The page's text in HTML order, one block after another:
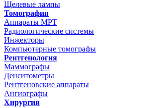
Щелевые лампы
Томография
Аппараты МРТ
Радиологические системы
Инжекторы
Компьютерные томографы
Рентгенология
Маммографы
Денситометры
Рентгеновские аппараты
Ангиографы
Хирургия